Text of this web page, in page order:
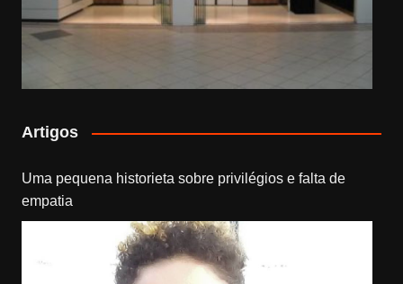
Artigos
Uma pequena historieta sobre privilégios e falta de
empatia